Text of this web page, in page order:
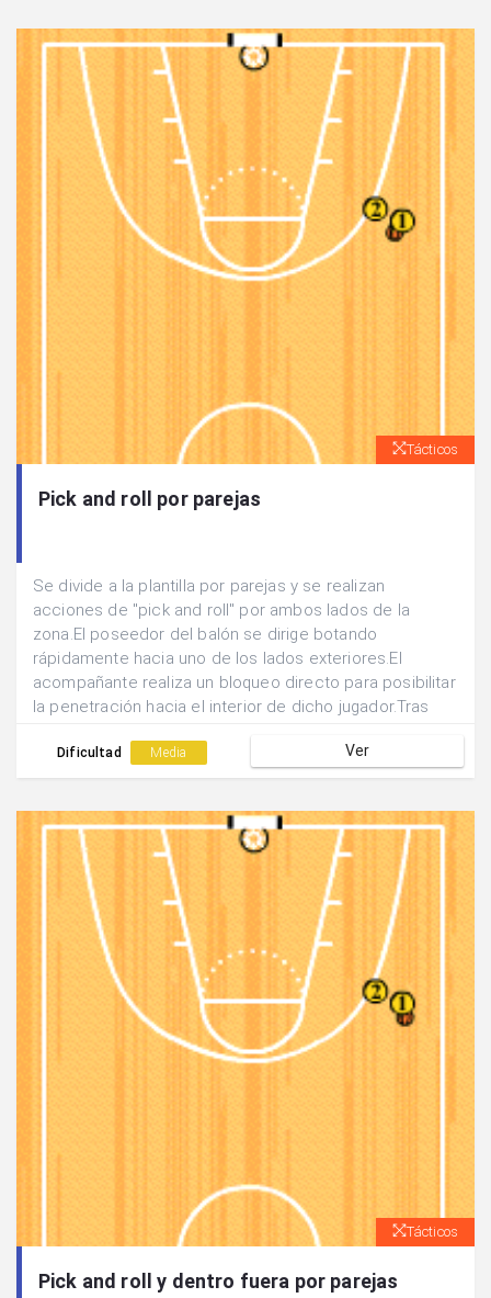
Tácticos
Pick and roll por parejas
Se divide a la plantilla por parejas y se realizan
acciones de "pick and roll" por ambos lados de la
zona.El poseedor del balón se dirige botando
rápidamente hacia uno de los lados exteriores.El
acompañante realiza un bloqueo directo para posibilitar
la penetración hacia el interior de dicho jugador.Tras
el corte diagonal o vertical del bloqueador.
Dificultad Media Ver
Tácticos
Pick and roll y dentro fuera por parejas